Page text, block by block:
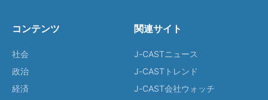
コンテンツ
社会
政治
経済
関連サイト
J-CASTニュース
J-CASTトレンド
J-CAST会社ウォッチ